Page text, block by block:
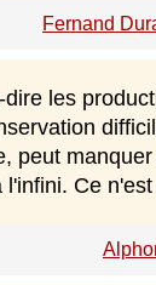
Fernand
les
peut
Ce